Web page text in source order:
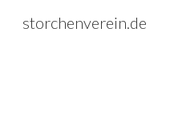
storchenverein.de